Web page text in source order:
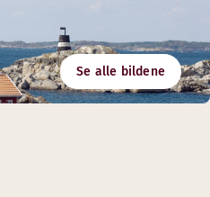
Se alle bildene